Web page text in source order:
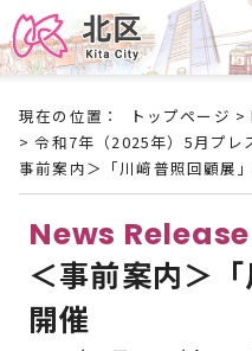
現在の位置： トップページ >
>令和7年（2025年）5月プレ
事前案内＞「川﨑普照回顧展
News Release
＜事前案内＞「
開催